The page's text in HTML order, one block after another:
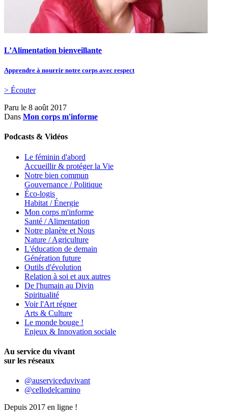
L’Alimentation bienveillante
Apprendre à nourrir notre corps avec respect
> Écouter
Paru le 8 août 2017
Dans Mon corps m'informe
Podcasts & Vidéos
Le féminin d'abord
Accueillir & protéger la Vie
Notre bien commun
Gouvernance / Politique
Éco-logis
Habitat / Énergie
Mon corps m'informe
Santé / Alimentation
Notre planète et Nous
Nature / Agriculture
L'éducation de demain
Génération future
Outils d'évolution
Relation à soi et aux autres
De l'humain au Divin
Spiritualité
Voir l'Art régner
Arts & Culture
Le monde bouge !
Enjeux & Innovation sociale
Au service du vivant
sur les réseaux
@auserviceduvivant
@cellodelcamino
Depuis 2017 en ligne !